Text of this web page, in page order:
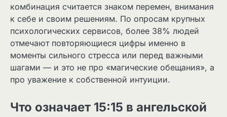
комбинация считается знаком перемен, внимания
к себе и своим решениям. По опросам крупных
психологических сервисов, более 38% людей
отмечают повторяющиеся цифры именно в
моменты сильного стресса или перед важными
шагами — и это не про «магические обещания», а
про уважение к собственной интуиции.
Что означает 15:15 в ангельской